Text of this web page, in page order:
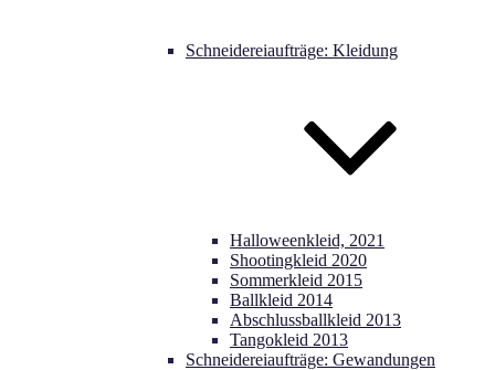
Schneidereiaufträge: Kleidung
Halloweenkleid, 2021
Shootingkleid 2020
Sommerkleid 2015
Ballkleid 2014
Abschlussballkleid 2013
Tangokleid 2013
Schneidereiaufträge: Gewandungen